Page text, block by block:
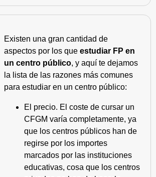
Existen una gran cantidad de
aspectos por los que estudiar FP en
un centro público, y aquí te dejamos
la lista de las razones más comunes
para estudiar en un centro público:
El precio. El coste de cursar un
CFGM varía completamente, ya
que los centros públicos han de
regirse por los importes
marcados por las instituciones
educativas, cosa que los centros